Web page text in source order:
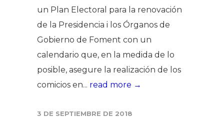
un Plan Electoral para la renovación
de la Presidencia i los Órganos de
Gobierno de Foment con un
calendario que, en la medida de lo
posible, asegure la realización de los
comicios en... read more →
3 DE SEPTIEMBRE DE 2018